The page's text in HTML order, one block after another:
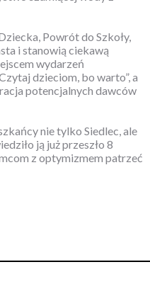
Powrót do Szkoły,
i stanowią ciekawą
wydarzeń
dzieciom, bo warto”, a
potencjalnych dawców
nie tylko Siedlec, ale
ją już przeszło 8
z optymizmem patrzeć